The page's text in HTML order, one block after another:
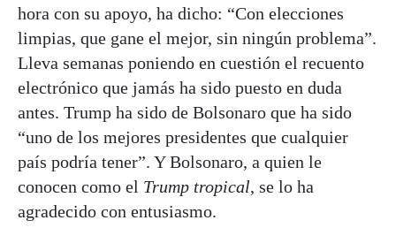
hora con su apoyo, ha dicho: “Con elecciones
limpias, que gane el mejor, sin ningún problema”.
Lleva semanas poniendo en cuestión el recuento
electrónico que jamás ha sido puesto en duda
antes. Trump ha sido de Bolsonaro que ha sido
“uno de los mejores presidentes que cualquier
país podría tener”. Y Bolsonaro, a quien le
conocen como el Trump tropical, se lo ha
agradecido con entusiasmo.